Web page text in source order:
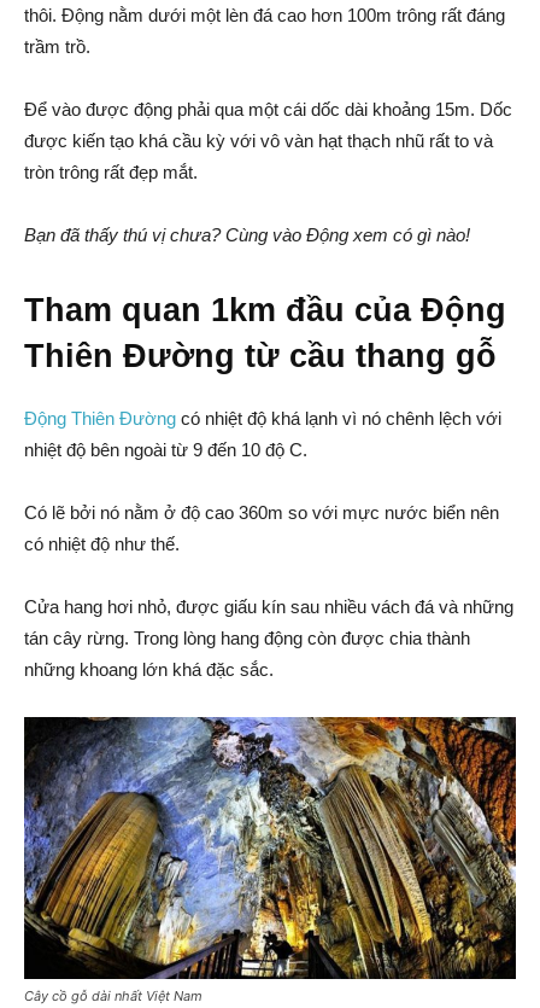
thôi. Động nằm dưới một lèn đá cao hơn 100m trông rất đáng
trầm trồ.
Để vào được động phải qua một cái dốc dài khoảng 15m. Dốc
được kiến tạo khá cầu kỳ với vô vàn hạt thạch nhũ rất to và
tròn trông rất đẹp mắt.
Bạn đã thấy thú vị chưa? Cùng vào Động xem có gì nào!
Tham quan 1km đầu của Động
Thiên Đường từ cầu thang gỗ
Động Thiên Đường có nhiệt độ khá lạnh vì nó chênh lệch với
nhiệt độ bên ngoài từ 9 đến 10 độ C.
Có lẽ bởi nó nằm ở độ cao 360m so với mực nước biển nên
có nhiệt độ như thế.
Cửa hang hơi nhỏ, được giấu kín sau nhiều vách đá và những
tán cây rừng. Trong lòng hang động còn được chia thành
những khoang lớn khá đặc sắc.
Cây cồ gỗ dài nhất Việt Nam